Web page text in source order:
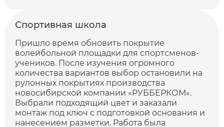
Спортивная школа
Пришло время обновить покрытие
волейбольной площадки для спортсменов-
учеников. После изучения огромного
количества вариантов выбор остановили на
рулонных покрытиях производства
новосибирской компании «РУББЕРКОМ».
Выбрали подходящий цвет и заказали
монтаж под ключ с подготовкой основания и
нанесением разметки. Работа была